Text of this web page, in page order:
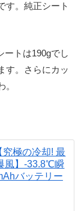
す。純正シート
ートは190gでし
す。さらにカッ
究極の冷却! 最
風】-33.8℃瞬
バッテリー